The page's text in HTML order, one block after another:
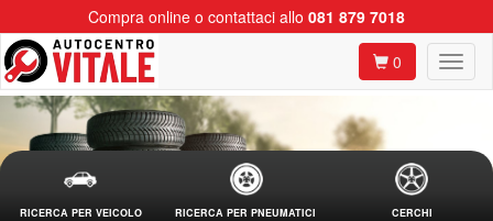
Compra online o contattaci allo 081 879 7018
0
RICERCA PER VEICOLO RICERCA PER PNEUMATICI CERCHI